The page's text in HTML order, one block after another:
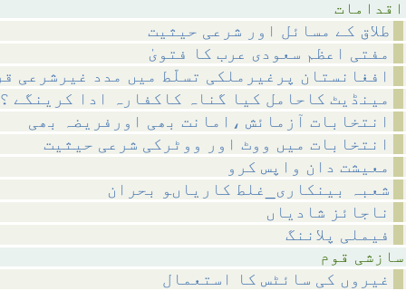
طلاق کے مسائل اور شرعی حیثیت
مفتی اعظم سعودی عرب کا فتویٰ
افغانستان پرغیرملکی تسلّط میں مدد غیرشرعی
مینڈیٹ کاحامل کیا گناہ کاکفارہ ادا کرینگے
انتخابات آزمائش ،امانت بھی اورفریضہ بھی
انتخابات میں ووٹ اور ووٹرکی شرعی حیثیت
معیشت دان واپس کرو
شعبہ بینکاری_غلط کاریاںو بحران
ناجائز شادیاں
فیملی پلاننگ
غیروں کی سائٹس کا استعمال